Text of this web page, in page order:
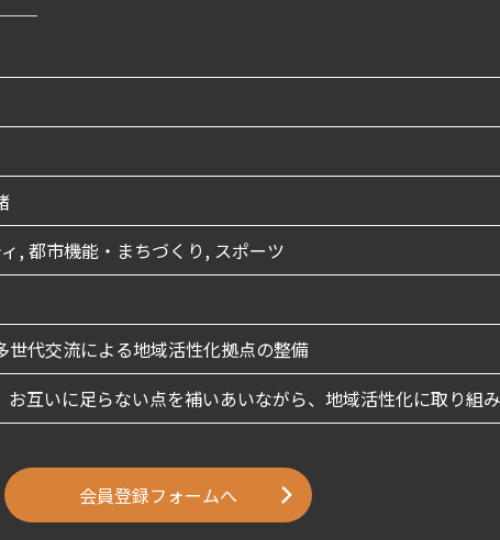
, 都市機能・まちづくり, スポーツ
世代交流による地域活性化拠点の整備
互いに足らない点を補いあいながら、地域活性化に取り組み
会員登録フォームへ